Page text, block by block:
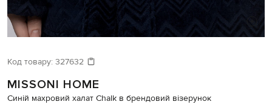
Код товару: 327632
MISSONI HOME
Синій махровий халат Chalk в брендовий візерунок